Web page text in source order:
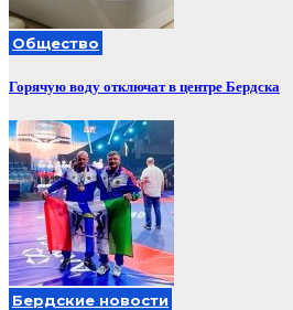
Общество
Горячую воду отключат в центре Бердска
Бердские новости